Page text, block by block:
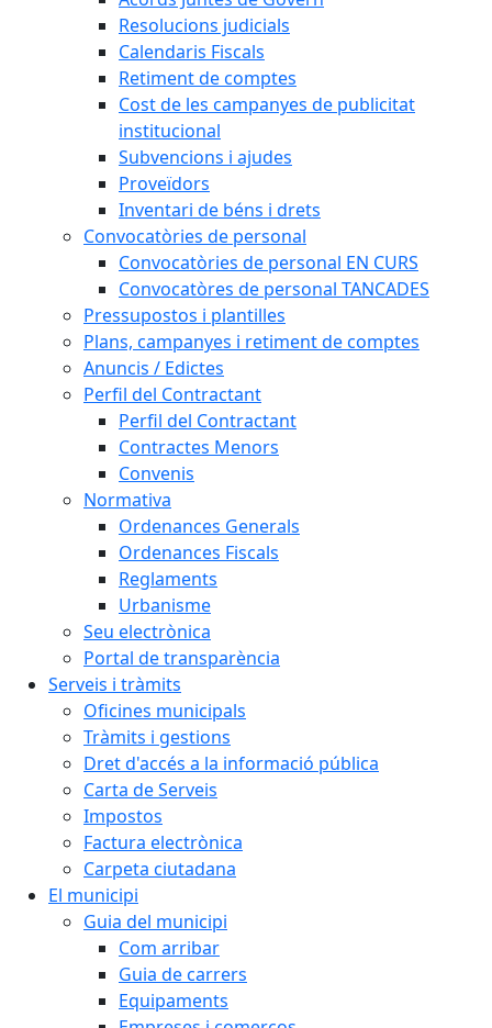
Resolucions judicials
Calendaris Fiscals
Retiment de comptes
Cost de les campanyes de publicitat
institucional
Subvencions i ajudes
Proveïdors
Inventari de béns i drets
Convocatòries de personal
Convocatòries de personal EN CURS
Convocatòres de personal TANCADES
Pressupostos i plantilles
Plans, campanyes i retiment de comptes
Anuncis / Edictes
Perfil del Contractant
Perfil del Contractant
Contractes Menors
Convenis
Normativa
Ordenances Generals
Ordenances Fiscals
Reglaments
Urbanisme
Seu electrònica
Portal de transparència
Serveis i tràmits
Oficines municipals
Tràmits i gestions
Dret d'accés a la informació pública
Carta de Serveis
Impostos
Factura electrònica
Carpeta ciutadana
El municipi
Guia del municipi
Com arribar
Guia de carrers
Equipaments